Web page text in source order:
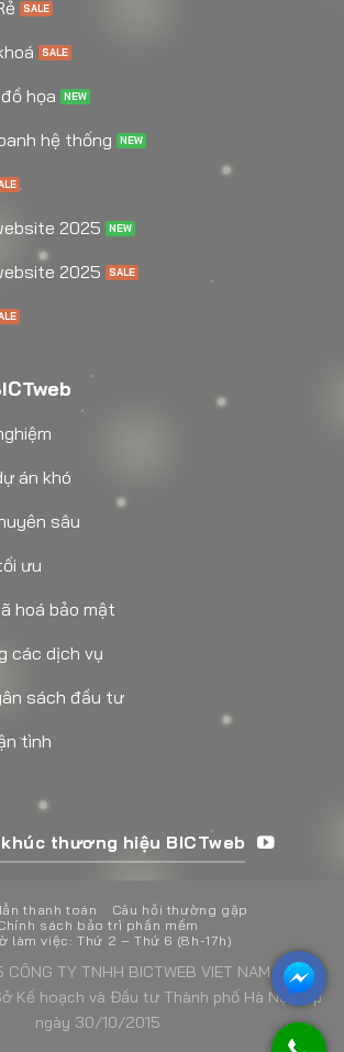
họa
hệ thống
2025
2025
án khó
sâu
ưu
hoá bảo mật
các dịch vụ
sách đầu tư
tình
thương hiệu BICTweb
thanh toán
Câu hỏi thường gặp
sách bảo trì phần mềm
làm việc: Thứ 2 – Thứ 6 (8h-17h)
TY TNHH BICTWEB VIET NAM - MST:
Kế hoạch và Đầu tư Thành phố Hà Nội cấp
ngày 30/10/2015